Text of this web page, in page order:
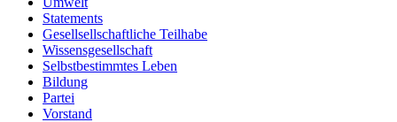
Statements
Gesellsellschaftliche Teilhabe
Wissensgesellschaft
Selbstbestimmtes Leben
Bildung
Partei
Vorstand